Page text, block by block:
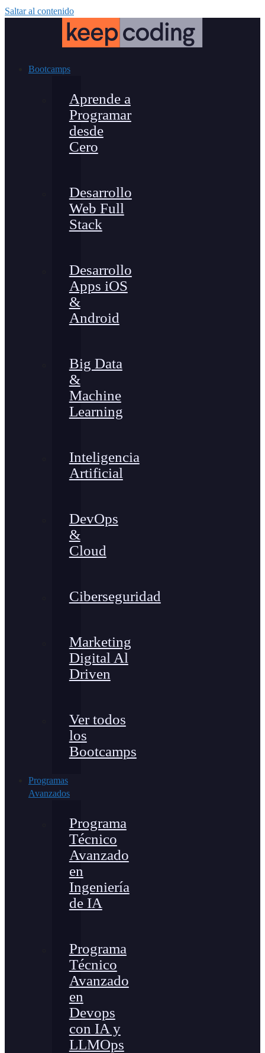
Saltar al contenido
Bootcamps
Aprende a
Programar
desde
Cero
Desarrollo
Web Full
Stack
Desarrollo
Apps iOS
&
Android
Big Data
&
Machine
Learning
Inteligencia
Artificial
DevOps
&
Cloud
Ciberseguridad
Marketing
Digital Al
Driven
Ver todos
los
Bootcamps
Programas
Avanzados
Programa
Técnico
Avanzado
en
Ingeniería
de IA
Programa
Técnico
Avanzado
en
Devops
con IA y
LLMOps